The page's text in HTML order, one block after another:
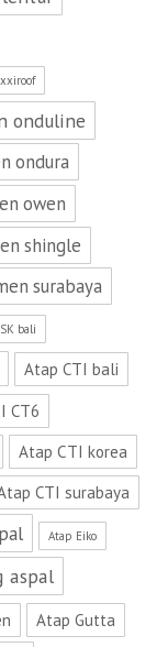
onduline
ondura
owen
shingle
surabaya
bali
Atap CTI bali
CT6
Atap CTI korea
CTI surabaya
Atap Eiko
aspal
Atap Gutta